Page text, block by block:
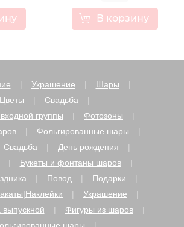
В корзину
Украшение
Шары
Цветы
Свадьба
группы
Фотозоны
Фольгированные шары
Свадьба
День рождения
Букеты и фонтаны шаров
Повод
Подарки
Украшение
Фигуры из шаров